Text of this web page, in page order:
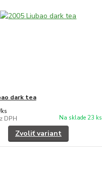
dark tea
ks
DPH Na sklade 23 ks
Zvoliť variant